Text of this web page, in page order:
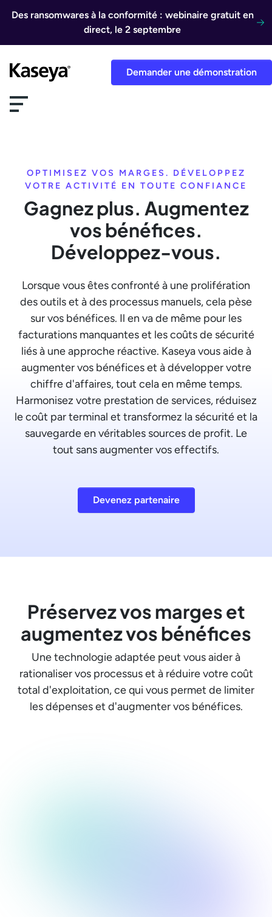
Des ransomwares à la conformité : webinaire gratuit en
direct, le 2 septembre
Demander une démonstration
OPTIMISEZ VOS MARGES. DÉVELOPPEZ
VOTRE ACTIVITÉ EN TOUTE CONFIANCE
Gagnez plus. Augmentez
vos bénéfices.
Développez-vous.
Lorsque vous êtes confronté à une prolifération
des outils et à des processus manuels, cela pèse
sur vos bénéfices. Il en va de même pour les
facturations manquantes et les coûts de sécurité
liés à une approche réactive. Kaseya vous aide à
augmenter vos bénéfices et à développer votre
chiffre d'affaires, tout cela en même temps.
Harmonisez votre prestation de services, réduisez
le coût par terminal et transformez la sécurité et la
sauvegarde en véritables sources de profit. Le
tout sans augmenter vos effectifs.
Devenez partenaire
Préservez vos marges et
augmentez vos bénéfices
Une technologie adaptée peut vous aider à
rationaliser vos processus et à réduire votre coût
total d'exploitation, ce qui vous permet de limiter
les dépenses et d'augmenter vos bénéfices.